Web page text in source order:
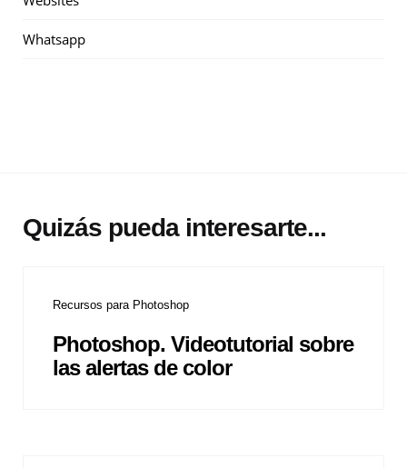
Whatsapp
Quizás pueda interesarte...
Recursos para Photoshop
Photoshop. Videotutorial sobre
las alertas de color